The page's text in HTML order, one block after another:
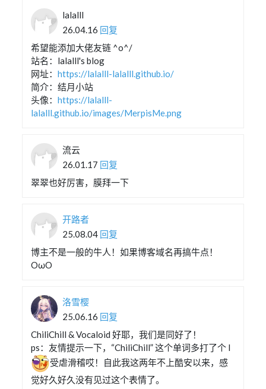
lalalll
26.04.16 回复
希望能添加大佬友链 ^o^/
站名：lalalll's blog
网址：https://lalalll-lalalll.github.io/
简介：结月小站
头像：https://lalalll-
lalalll.github.io/images/MerpisMe.png
流云
26.01.17 回复
翠翠也好厉害，膜拜一下
开路者
25.08.04 回复
博主不是一般的牛人！如果博客域名再搞牛点！
OωO
洛雪樱
25.06.16 回复
ChiliChill & Vocaloid 好耶，我们是同好了！
ps：友情提示一下，“ChiliChill” 这个单词多打了个 l
受虐滑稽哎！自此我这两年不上酷安以来，感
觉好久好久没有见过这个表情了。